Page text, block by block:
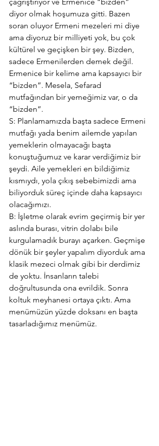
diyor olmak hoşumuza gitti. Bazen
soran oluyor Ermeni mezeleri mi diye
ama diyoruz bir milliyeti yok, bu çok
kültürel ve geçişken bir şey. Bizden,
sadece Ermenilerden demek değil.
Ermenice bir kelime ama kapsayıcı bir
“bizden”. Mesela, Sefarad
mutfağından bir yemeğimiz var, o da
“bizden”.
S: Planlamamızda başta sadece Ermeni
mutfağı yada benim ailemde yapılan
yemeklerin olmayacağı başta
konuştuğumuz ve karar verdiğimiz bir
şeydi. Aile yemekleri en bildiğimiz
kısmıydı, yola çıkış sebebimizdi ama
biliyorduk süreç içinde daha kapsayıcı
olacağımızı.
B: İşletme olarak evrim geçirmiş bir yer
aslında burası, vitrin dolabı bile
kurgulamadık burayı açarken. Geçmişe
dönük bir şeyler yapalım diyorduk ama
klasik mezeci olmak gibi bir derdimiz
de yoktu. İnsanların talebi
doğrultusunda ona evrildik. Sonra
koltuk meyhanesi ortaya çıktı. Ama
menümüzün yüzde doksanı en başta
tasarladığımız menümüz.